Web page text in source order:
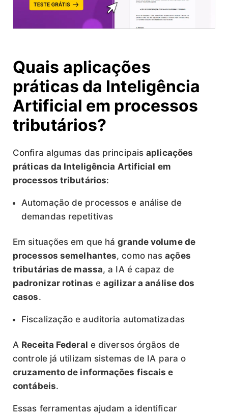
Quais aplicações
práticas da Inteligência
Artificial em processos
tributários?
Confira algumas das principaisaplicações
práticas da Inteligência Artificial em
processos tributários:
Automação de processos e análise de
demandas repetitivas
Em situações em que hágrande volume de
processos semelhantes, como nasações
tributárias de massa, a IA é capaz de
padronizar rotinas eagilizar a análise dos
casos.
Fiscalização e auditoria automatizadas
A Receita Federal e diversos órgãos de
controle já utilizam sistemas de IA para o
cruzamento de informações fiscais e
contábeis.
Essas ferramentas ajudam a identificar